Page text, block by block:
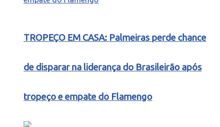
TROPEÇO EM CASA: Palmeiras perde chance
de disparar na liderança do Brasileirão após
tropeço e empate do Flamengo